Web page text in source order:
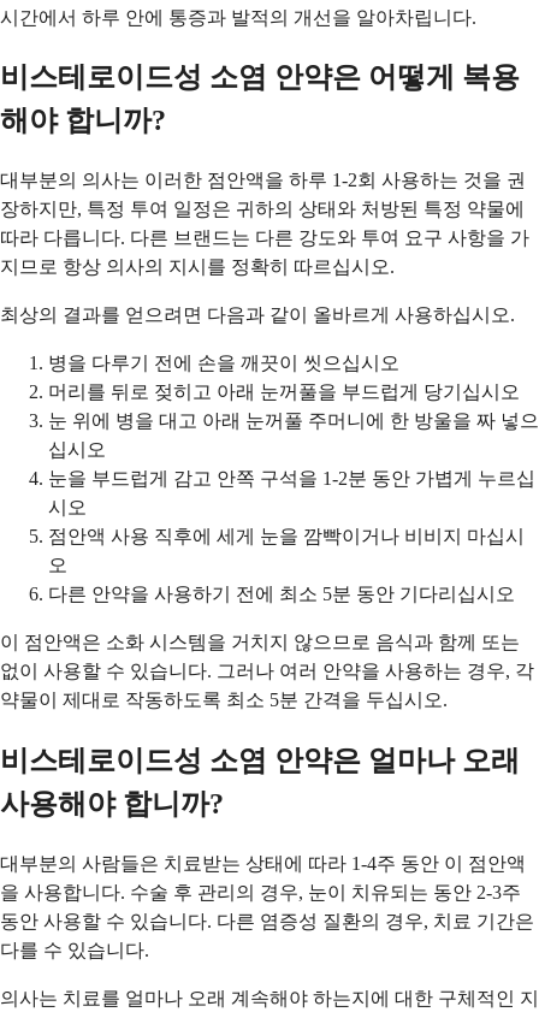
시간에서 하루 안에 통증과 발적의 개선을 알아차립니다.
비스테로이드성 소염 안약은 어떻게 복용
해야 합니까?
대부분의 의사는 이러한 점안액을 하루 1-2회 사용하는 것을 권
장하지만, 특정 투여 일정은 귀하의 상태와 처방된 특정 약물에
따라 다릅니다. 다른 브랜드는 다른 강도와 투여 요구 사항을 가
지므로 항상 의사의 지시를 정확히 따르십시오.
최상의 결과를 얻으려면 다음과 같이 올바르게 사용하십시오.
병을 다루기 전에 손을 깨끗이 씻으십시오
머리를 뒤로 젖히고 아래 눈꺼풀을 부드럽게 당기십시오
눈 위에 병을 대고 아래 눈꺼풀 주머니에 한 방울을 짜 넣으
십시오
눈을 부드럽게 감고 안쪽 구석을 1-2분 동안 가볍게 누르십
시오
점안액 사용 직후에 세게 눈을 깜빡이거나 비비지 마십시
오
다른 안약을 사용하기 전에 최소 5분 동안 기다리십시오
이 점안액은 소화 시스템을 거치지 않으므로 음식과 함께 또는
없이 사용할 수 있습니다. 그러나 여러 안약을 사용하는 경우, 각
약물이 제대로 작동하도록 최소 5분 간격을 두십시오.
비스테로이드성 소염 안약은 얼마나 오래
사용해야 합니까?
대부분의 사람들은 치료받는 상태에 따라 1-4주 동안 이 점안액
을 사용합니다. 수술 후 관리의 경우, 눈이 치유되는 동안 2-3주
동안 사용할 수 있습니다. 다른 염증성 질환의 경우, 치료 기간은
다를 수 있습니다.
의사는 치료를 얼마나 오래 계속해야 하는지에 대한 구체적인 지